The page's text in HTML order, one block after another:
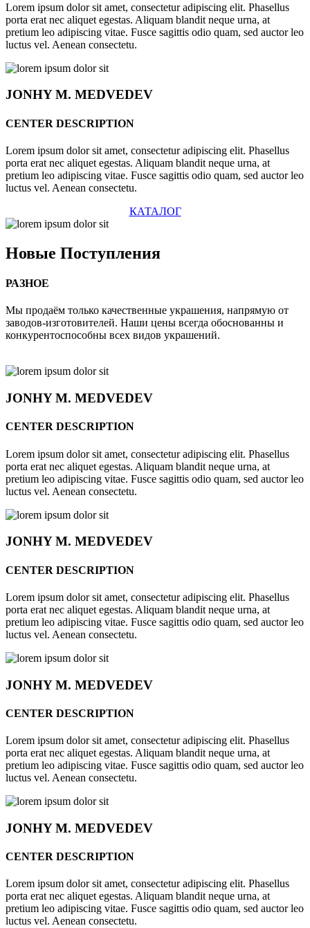
Lorem ipsum dolor sit amet, consectetur adipiscing elit. Phasellus
porta erat nec aliquet egestas. Aliquam blandit neque urna, at
pretium leo adipiscing vitae. Fusce sagittis odio quam, sed auctor leo
luctus vel. Aenean consectetu.
JONHYM. MEDVEDEV
CENTER DESCRIPTION
Lorem ipsum dolor sit amet, consectetur adipiscing elit. Phasellus
porta erat nec aliquet egestas. Aliquam blandit neque urna, at
pretium leo adipiscing vitae. Fusce sagittis odio quam, sed auctor leo
luctus vel. Aenean consectetu.
КАТАЛОГ
Новые Поступления
РАЗНОЕ
Мы продаём только качественные украшения, напрямую от
заводов-изготовителей. Наши цены всегда обоснованны и
конкурентоспособны всех видов украшений.
JONHYM. MEDVEDEV
CENTER DESCRIPTION
Lorem ipsum dolor sit amet, consectetur adipiscing elit. Phasellus
porta erat nec aliquet egestas. Aliquam blandit neque urna, at
pretium leo adipiscing vitae. Fusce sagittis odio quam, sed auctor leo
luctus vel. Aenean consectetu.
JONHYM. MEDVEDEV
CENTER DESCRIPTION
Lorem ipsum dolor sit amet, consectetur adipiscing elit. Phasellus
porta erat nec aliquet egestas. Aliquam blandit neque urna, at
pretium leo adipiscing vitae. Fusce sagittis odio quam, sed auctor leo
luctus vel. Aenean consectetu.
JONHYM. MEDVEDEV
CENTER DESCRIPTION
Lorem ipsum dolor sit amet, consectetur adipiscing elit. Phasellus
porta erat nec aliquet egestas. Aliquam blandit neque urna, at
pretium leo adipiscing vitae. Fusce sagittis odio quam, sed auctor leo
luctus vel. Aenean consectetu.
JONHYM. MEDVEDEV
CENTER DESCRIPTION
Lorem ipsum dolor sit amet, consectetur adipiscing elit. Phasellus
porta erat nec aliquet egestas. Aliquam blandit neque urna, at
pretium leo adipiscing vitae. Fusce sagittis odio quam, sed auctor leo
luctus vel. Aenean consectetu.